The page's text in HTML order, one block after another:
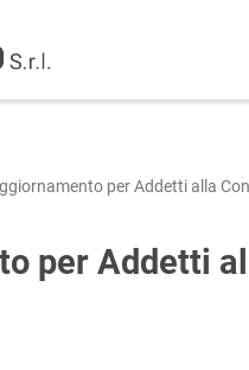
per Addetti alla
per Addetti